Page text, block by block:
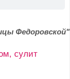
Федоровской"
сулит